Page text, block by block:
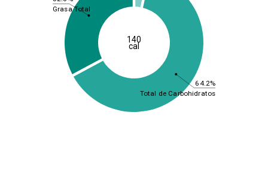
64.2%
Total de Carbohidratos
Grasa Total
140
cal